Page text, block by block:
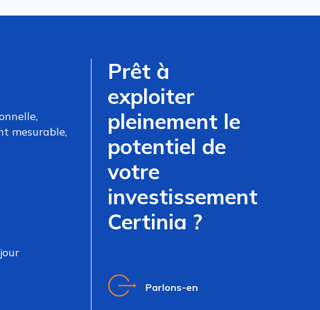
mesurable,
Prêt à
exploiter
pleinement le
potentiel de
votre
investissement
Certinia ?
Parlons-en